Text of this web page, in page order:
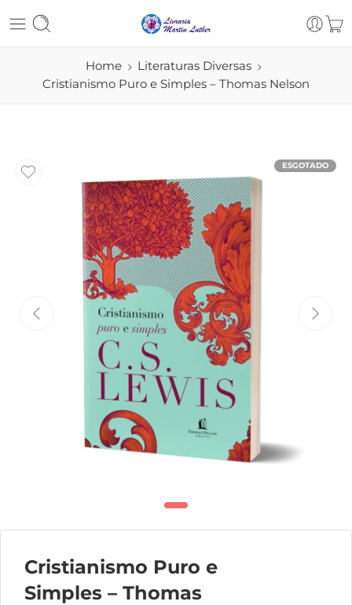
Home
Literaturas Diversas
Cristianismo Puro e Simples – Thomas Nelson
ESGOTADO
Cristianismo Puro e
Simples – Thomas